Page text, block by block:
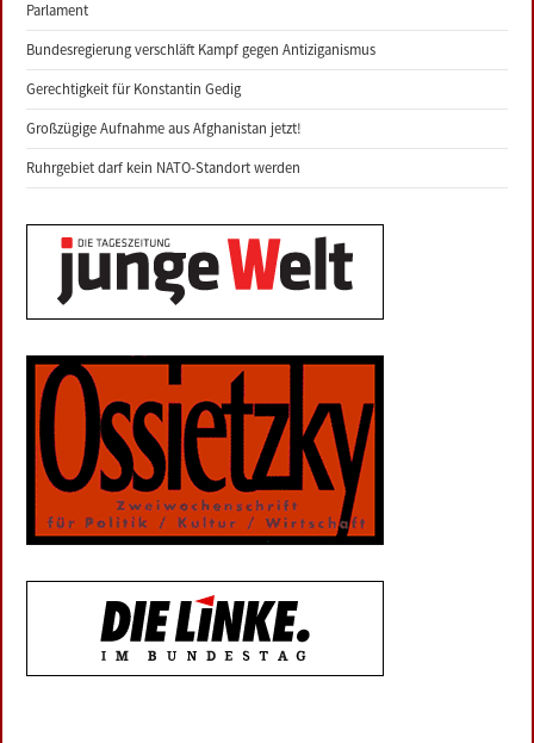
Parlament
Bundesregierung verschläft Kampf gegen Antiziganismus
Gerechtigkeit für Konstantin Gedig
Großzügige Aufnahme aus Afghanistan jetzt!
Ruhrgebiet darf kein NATO-Standort werden